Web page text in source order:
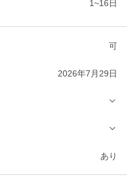
1~16日
可
2026年7月29日
あり